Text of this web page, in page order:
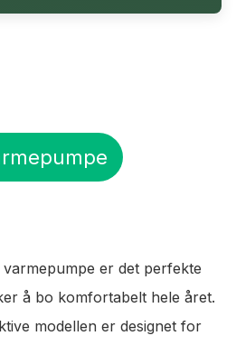
er det perfekte
å bo komfortabelt hele året.
modellen er designet for